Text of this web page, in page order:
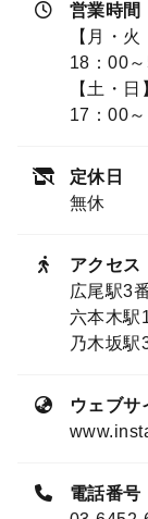
営業時間
【月・
18：00
【土・日
17：00
定休日
無休
アクセス
広尾駅3
六本木駅
乃木坂駅
ウェブサ
電話番号